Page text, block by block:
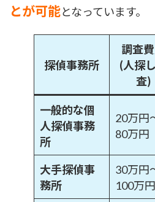
とが可能となっています。
探偵事務所
調査
(人探
査)
一般的な個
人探偵事務
所
20万円
80万円
大手探偵事
務所
30万円
100万円